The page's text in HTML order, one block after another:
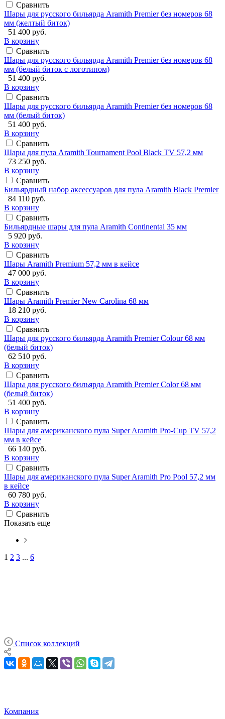
Сравнить
Шары для русского бильярда Aramith Premier без номеров 68
мм (желтый биток)
51 400 руб.
В корзину
Сравнить
Шары для русского бильярда Aramith Premier без номеров 68
мм (белый биток с логотипом)
51 400 руб.
В корзину
Сравнить
Шары для русского бильярда Aramith Premier без номеров 68
мм (белый биток)
51 400 руб.
В корзину
Сравнить
Шары для пула Aramith Tournament Pool Black TV 57,2 мм
73 250 руб.
В корзину
Сравнить
Бильярдный набор аксессуаров для пула Aramith Black Premier
84 110 руб.
В корзину
Сравнить
Бильярдные шары для пула Aramith Continental 35 мм
5 920 руб.
В корзину
Сравнить
Шары Aramith Premium 57,2 мм в кейсе
47 000 руб.
В корзину
Сравнить
Шары Aramith Premier New Carolina 68 мм
18 210 руб.
В корзину
Сравнить
Шары для русского бильярда Aramith Premier Colour 68 мм
(белый биток)
62 510 руб.
В корзину
Сравнить
Шары для русского бильярда Aramith Premier Color 68 мм
(белый биток)
51 400 руб.
В корзину
Сравнить
Шары для американского пула Super Aramith Pro-Cup TV 57,2
мм в кейсе
66 140 руб.
В корзину
Сравнить
Шары для американского пула Super Aramith Pro Pool 57,2 мм
в кейсе
60 780 руб.
В корзину
Сравнить
Показать еще
1 2 3 ... 6
Список коллекций
Компания